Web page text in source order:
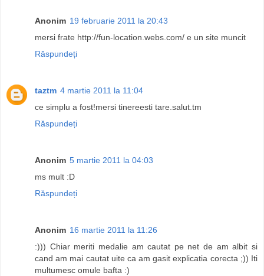
Anonim 19 februarie 2011 la 20:43
mersi frate http://fun-location.webs.com/ e un site muncit
Răspundeți
taztm 4 martie 2011 la 11:04
ce simplu a fost!mersi tinereesti tare.salut.tm
Răspundeți
Anonim 5 martie 2011 la 04:03
ms mult :D
Răspundeți
Anonim 16 martie 2011 la 11:26
:))) Chiar meriti medalie am cautat pe net de am albit si
cand am mai cautat uite ca am gasit explicatia corecta ;)) Iti
multumesc omule bafta :)